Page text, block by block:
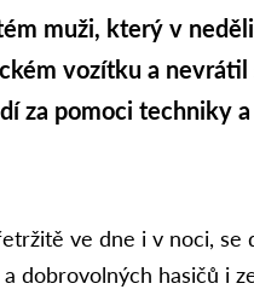
muži, který v
vozítku a nevrátil
za pomoci techniky a
ve dne i v noci, se
dobrovolných hasičů i